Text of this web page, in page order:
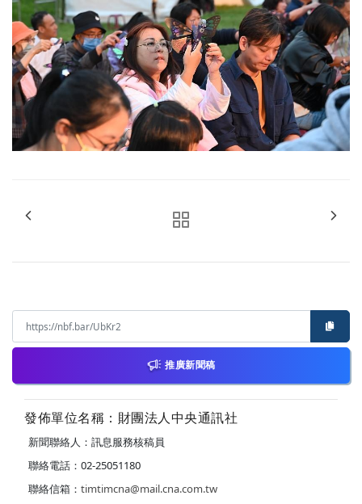
推廣新聞稿
發佈單位名稱：財團法人中央通訊社
新聞聯絡人：訊息服務核稿員
聯絡電話：02-25051180
聯絡信箱： timtimcna@mail.cna.com.tw